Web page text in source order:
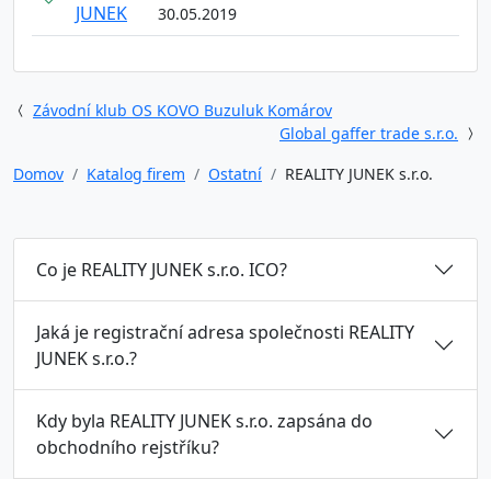
JUNEK
30.05.2019
Závodní klub OS KOVO Buzuluk Komárov
Global gaffer trade s.r.o.
Domov
Katalog firem Ostatní REALITY JUNEK s.r.o.
Co je REALITY JUNEK s.r.o. ICO?
Jaká je registrační adresa společnosti REALITY
JUNEK s.r.o.?
Kdy byla REALITY JUNEK s.r.o. zapsána do
obchodního rejstříku?